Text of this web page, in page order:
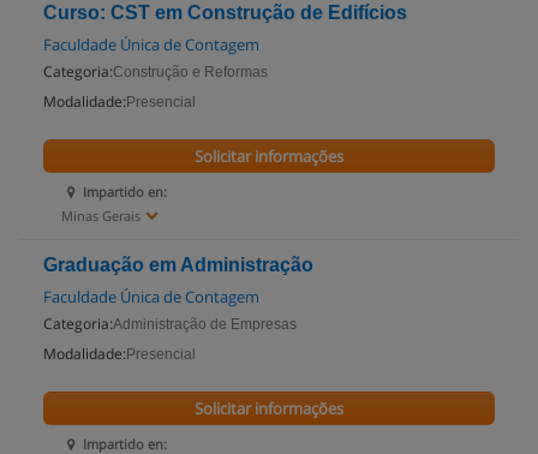
Curso: CST em Construção de Edifícios
Faculdade Única de Contagem
Categoria:Construção e Reformas
Modalidade: Presencial
Impartido en:
Minas Gerais
Solicitar informações
Graduação em Administração
Faculdade Única de Contagem
Categoria:Administração de Empresas
Modalidade: Presencial
Impartido en:
Solicitar informações